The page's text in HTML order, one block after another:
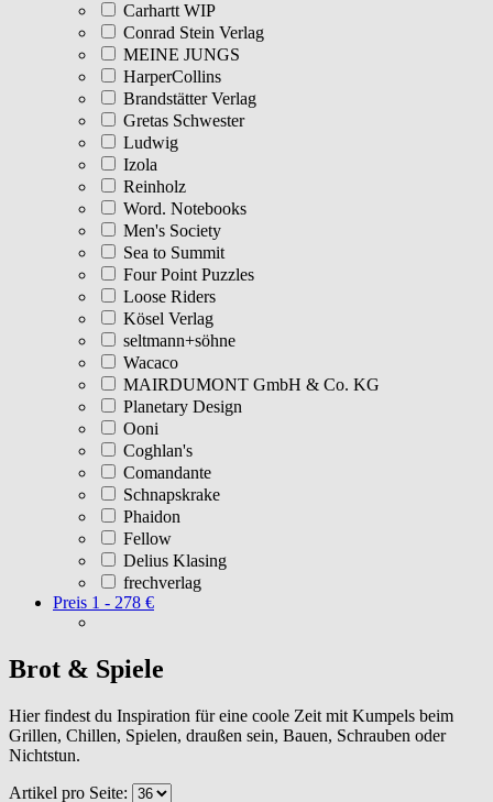
Carhartt WIP
Conrad Stein Verlag
MEINE JUNGS
HarperCollins
Brandstätter Verlag
Gretas Schwester
Ludwig
Izola
Reinholz
Word. Notebooks
Men's Society
Sea to Summit
Four Point Puzzles
Loose Riders
Kösel Verlag
seltmann+söhne
Wacaco
MAIRDUMONT GmbH & Co. KG
Planetary Design
Ooni
Coghlan's
Comandante
Schnapskrake
Phaidon
Fellow
Delius Klasing
frechverlag
Preis 1 - 278 €
Brot & Spiele
Hier findest du Inspiration für eine coole Zeit mit Kumpels beim
Grillen, Chillen, Spielen, draußen sein, Bauen, Schrauben oder
Nichtstun.
Artikel pro Seite: